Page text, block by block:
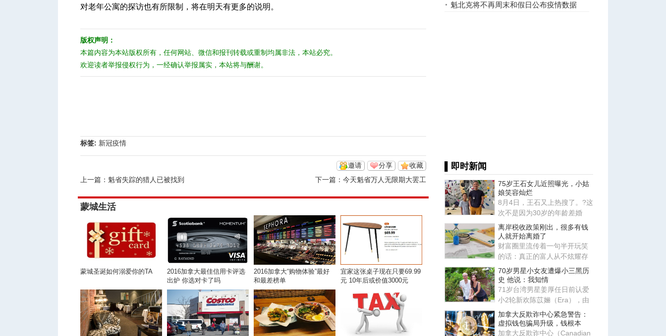
对老年公寓的探访也有所限制，将在明天有更多的说明。
版权声明：
本篇内容为本站版权所有，任何网站、微信和报刊转载或重制均属非法，本站必究。
欢迎读者举报侵权行为，一经确认举报属实，本站将与酬谢。
标签: 新冠疫情
收藏
分享
邀请
上一篇： 魁省失踪的猎人已被找到 下一篇： 今天魁省万人无限期大罢工
蒙城生活
蒙城圣诞如何溺爱你的TA
2016加拿大最佳信用卡评选
出炉 你选对卡了吗
2016加拿大“购物体验”最好
和最差榜单
宜家这张桌子现在只要69.99
元 10年后或价值3000元
魁北克将不再周末和假日公布疫情数据
▌即时新闻
75岁王石女儿近照曝光，小姑
娘笑容灿烂
8月4日，王石又上热搜了。?这
次不是因为30岁的年龄差婚
姻，也不是因为田朴珺又说了
什
离岸税收政策刚出，很多有钱
人就开始离婚了
财富圈里流传着一句半开玩笑
的话：真正的富人从不炫耀存
款，他们炫耀的是律师、会计
师
70岁男星小女友遭爆小三黑历
史 他说：我知情
71岁台湾男星姜厚任日前认爱
小2轮新欢陈苡㛤（Era），由
于她自称台大“3硕1博”、智商
加拿大反欺诈中心紧急警告：
虚拟钱包骗局升级，钱根本
加拿大反欺诈中心（Canadian